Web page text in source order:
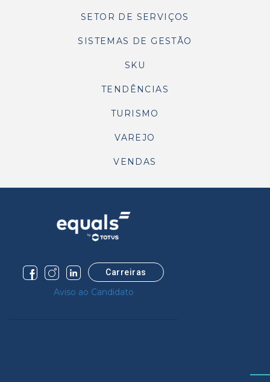
SETOR DE SERVIÇOS
SISTEMAS DE GESTÃO
SKU
TENDÊNCIAS
TURISMO
VAREJO
VENDAS
Carreiras
Aviso ao Candidato